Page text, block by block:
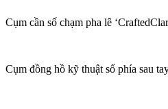
Cụm cần số chạm pha lê
Cụm đồng hồ kỹ thuật số phía sau